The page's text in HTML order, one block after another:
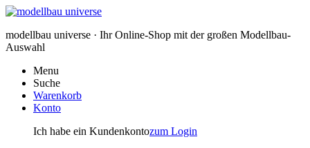
modellbau universe · Ihr Online-Shop mit der großen Modellbau-
Auswahl
Menu
Suche
Warenkorb
Konto
Ich habe ein Kundenkontozum Login